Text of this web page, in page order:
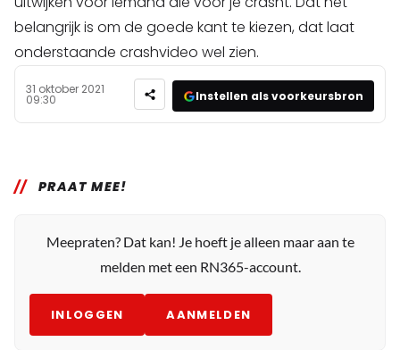
belangrijk is om de goede kant te kiezen, dat laat
onderstaande crashvideo wel zien.
31 oktober 2021
09:30 Instellen als voorkeursbron
PRAAT MEE!
Meepraten? Dat kan! Je hoeft je alleen maar aan te
melden met een RN365-account.
INLOGGEN AANMELDEN